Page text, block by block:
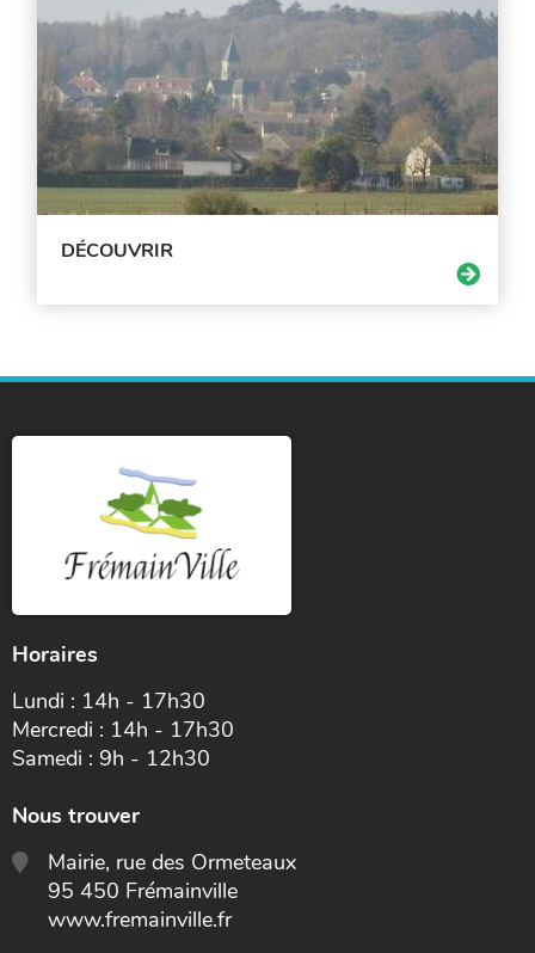
DÉCOUVRIR
Horaires
Lundi : 14h - 17h30
Mercredi : 14h - 17h30
Samedi : 9h - 12h30
Nous trouver
Mairie, rue des Ormeteaux
95 450 Frémainville
www.fremainville.fr